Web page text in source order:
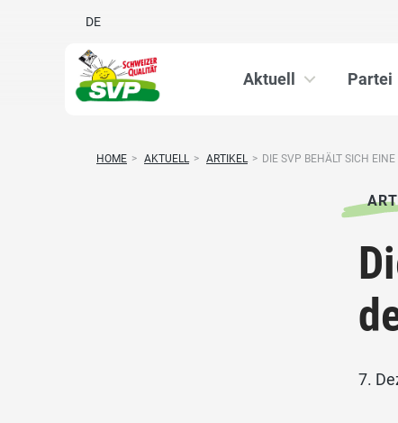
DE
Aktuell Partei
HOME > AKTUELL > ARTIKEL > DIE SVP BEHÄLT SICH
7.